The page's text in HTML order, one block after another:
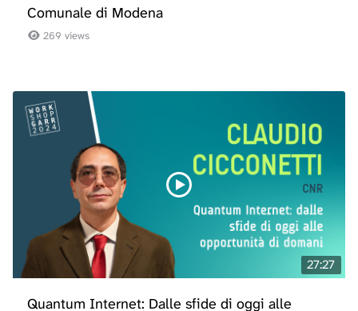
Comunale di Modena
269 views
27:27
Quantum Internet: Dalle sfide di oggi alle